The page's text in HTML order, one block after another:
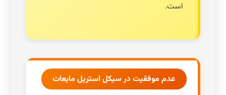
است.
عدم موفقیت در سیکل استریل مایعات